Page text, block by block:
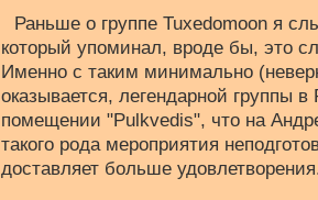
Раньше о группе Tuxedomoon я
который упоминал, вроде бы, это
Именно с таким минимально
оказывается, легендарной группы
помещении "Pulkvedis", что на
такого рода мероприятия
доставляет больше